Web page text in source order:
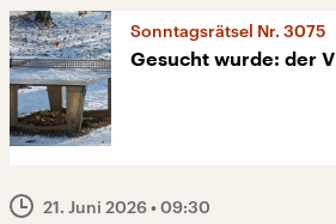
Sonntagsrätsel Nr. 3075
Gesucht wurde: der
21. Juni 2026• 09:30